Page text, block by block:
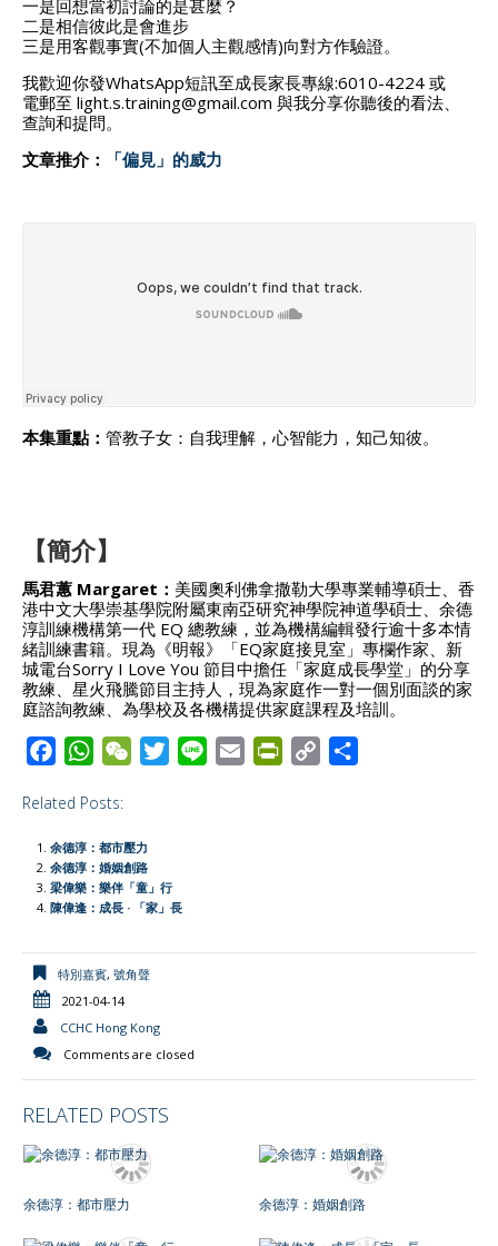
一是回想當初討論的是甚麼？
二是相信彼此是會進步
三是用客觀事實(不加個人主觀感情)向對方作驗證。
我歡迎你發WhatsApp短訊至成長家長專線:6010-4224 或
電郵至 light.s.training@gmail.com 與我分享你聽後的看法、
查詢和提問。
文章推介：
「偏見」的威力
本集重點： 管教子女：自我理解，心智能力，知己知彼。
【簡介】
馬君蕙 Margaret： 美國奧利佛拿撒勒大學專業輔導碩士、香
港中文大學崇基學院附屬東南亞研究神學院神道學碩士、余德
淳訓練機構第一代 EQ 總教練，並為機構編輯發行逾十多本情
緒訓練書籍。現為《明報》「EQ家庭接見室」專欄作家、新
城電台Sorry I Love You 節目中擔任「家庭成長學堂」的分享
教練、星火飛騰節目主持人，現為家庭作一對一個別面談的家
庭諮詢教練、為學校及各機構提供家庭課程及培訓。
c
e
b
o
k
W
a
s
A
p
W
h
a
t
e
i
k
Related Posts:
余德淳：都市壓力
余德淳：婚姻創路
梁偉樂：樂伴「童」行
陳偉逢：成長 · 「家」長
特別嘉賓, 號角聲
2021-04-14
CCHC Hong Kong
Comments are closed
RELATED POSTS
余德淳：都市壓力 余德淳：婚姻創路